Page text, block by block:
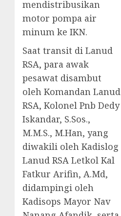
mendistribusikan
motor pompa air
minum ke IKN.
Saat transit di Lanud
RSA, para awak
pesawat disambut
oleh Komandan Lanud
RSA, Kolonel Pnb Dedy
Iskandar, S.Sos.,
M.M.S., M.Han, yang
diwakili oleh Kadislog
Lanud RSA Letkol Kal
Fatkur Arifin, A.Md,
didampingi oleh
Kadisops Mayor Nav